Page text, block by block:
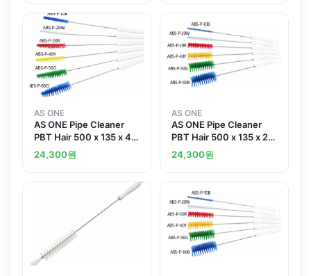
AS ONE
AS ONE Pipe Cleaner
PBT Hair 500 x 135 x 40
mm Whiteand others
24,300원
AS ONE
AS ONE Pipe Cleaner
PBT Hair 500 x 135 x 20
mm Whiteand others
24,300원